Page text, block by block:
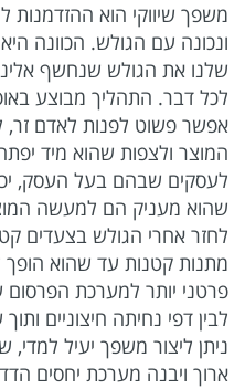
משפך שיווקי הוא ההזדמנות
ונכונה עם הגולש. הכוונה
שלנו את הגולש שנחשף
לכל דבר. התהליך מבוצע
אפשר פשוט לפנות לאדם זר,
המוצר ולצפות שהוא מיד
לעסקים שבהם בעל העסק,
שהוא מעניק הם למעשה
לחזר אחרי הגולש בצעדים
מתנות קטנות עד שהוא
פרטני יותר למערכת הפרסום
לבין דפי נחיתה חיצוניים
ניתן ליצור משפך יעיל למדי,
ארוך ויבנה מערכת יחסים